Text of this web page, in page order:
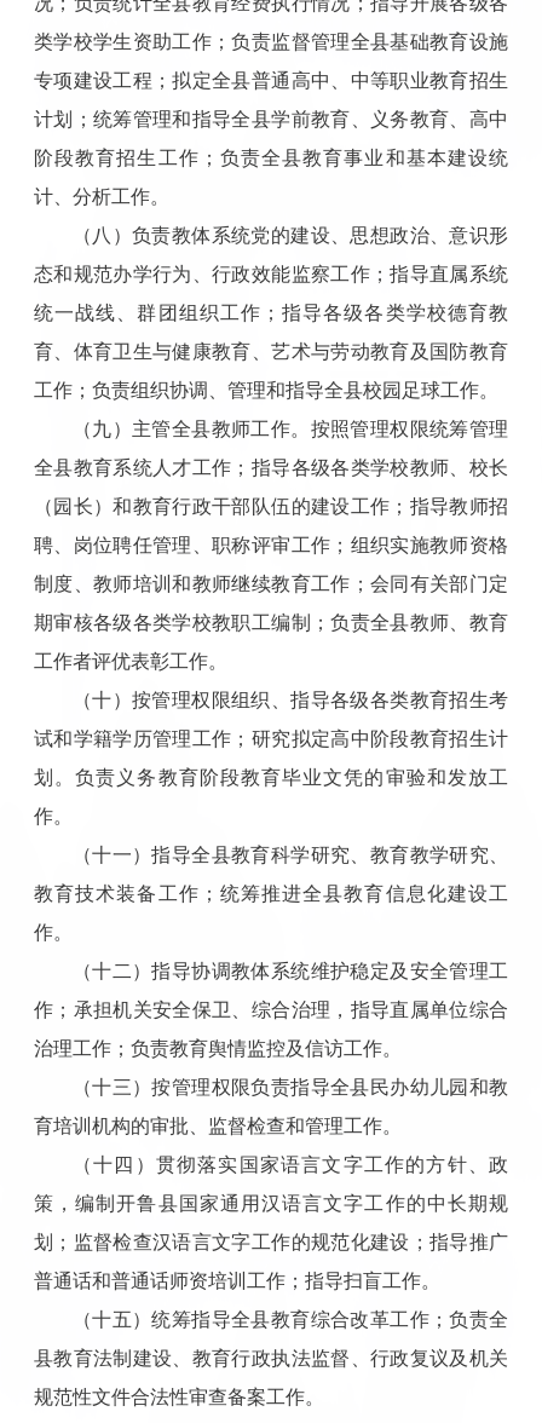
类学校学生资助工作；负责监督管理全县基础教育设施
专项建设工程；拟定全县普通高中、中等职业教育招生
计划；统筹管理和指导全县学前教育、义务教育、高中
阶段教育招生工作；负责全县教育事业和基本建设统
计、分析工作。
（八）负责教体系统党的建设、思想政治、意识形
态和规范办学行为、行政效能监察工作；指导直属系统
统一战线、群团组织工作；指导各级各类学校德育教
育、体育卫生与健康教育、艺术与劳动教育及国防教育
工作；负责组织协调、管理和指导全县校园足球工作。
（九）主管全县教师工作。按照管理权限统筹管理
全县教育系统人才工作；指导各级各类学校教师、校长
（园长）和教育行政干部队伍的建设工作；指导教师招
聘、岗位聘任管理、职称评审工作；组织实施教师资格
制度、教师培训和教师继续教育工作；会同有关部门定
期审核各级各类学校教职工编制；负责全县教师、教育
工作者评优表彰工作。
（十）按管理权限组织、指导各级各类教育招生考
试和学籍学历管理工作；研究拟定高中阶段教育招生计
划。负责义务教育阶段教育毕业文凭的审验和发放工
作。
（十一）指导全县教育科学研究、教育教学研究、
教育技术装备工作；统筹推进全县教育信息化建设工
作。
（十二）指导协调教体系统维护稳定及安全管理工
作；承担机关安全保卫、综合治理，指导直属单位综合
治理工作；负责教育舆情监控及信访工作。
（十三）按管理权限负责指导全县民办幼儿园和教
育培训机构的审批、监督检查和管理工作。
（十四）贯彻落实国家语言文字工作的方针、政
策，编制开鲁县国家通用汉语言文字工作的中长期规
划；监督检查汉语言文字工作的规范化建设；指导推广
普通话和普通话师资培训工作；指导扫盲工作。
（十五）统筹指导全县教育综合改革工作；负责全
县教育法制建设、教育行政执法监督、行政复议及机关
规范性文件合法性审查备案工作。